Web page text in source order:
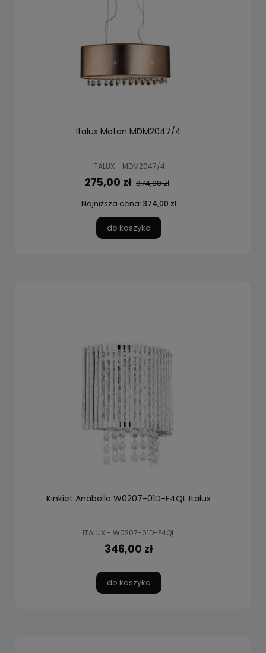
Italux Motan MDM2047/4
ITALUX - MDM2047/4
275,00 zł 374,00 zł
Najniższa cena:374,00 zł
do koszyka
Kinkiet Anabella W0207-01D-F4QL Italux
ITALUX - W0207-01D-F4QL
346,00 zł
do koszyka